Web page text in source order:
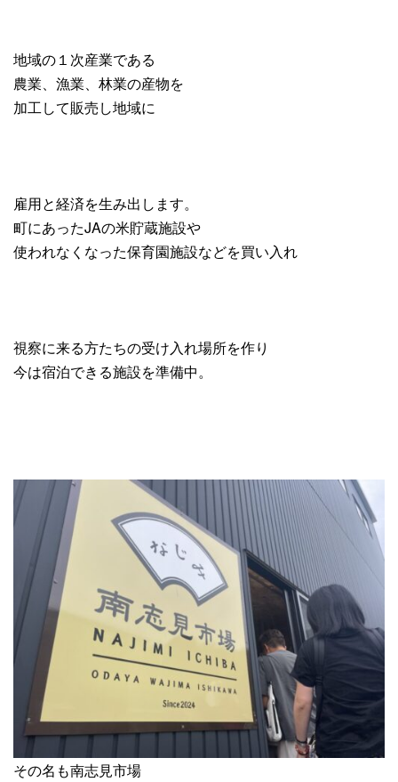
地域の１次産業である
農業、漁業、林業の産物を
加工して販売し地域に
雇用と経済を生み出します。
町にあったJAの米貯蔵施設や
使われなくなった保育園施設などを買い入れ
視察に来る方たちの受け入れ場所を作り
今は宿泊できる施設を準備中。
その名も南志見市場